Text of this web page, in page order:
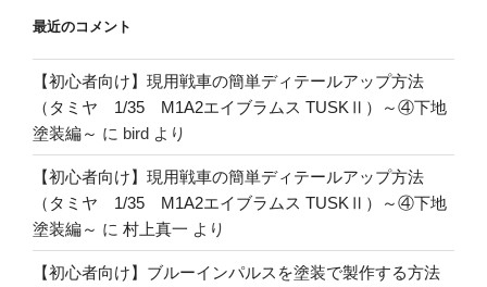
最近のコメント
【初心者向け】現用戦車の簡単ディテールアップ方法
（タミヤ 1/35 M1A2エイブラムス TUSKⅡ）～④下地
塗装編～ に bird より
【初心者向け】現用戦車の簡単ディテールアップ方法
（タミヤ 1/35 M1A2エイブラムス TUSKⅡ）～④下地
塗装編～ に 村上真一 より
【初心者向け】ブルーインパルスを塗装で製作する方法